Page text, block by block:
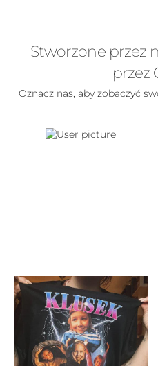
Stworzone przez
przez
Oznacz nas, aby zobaczyć